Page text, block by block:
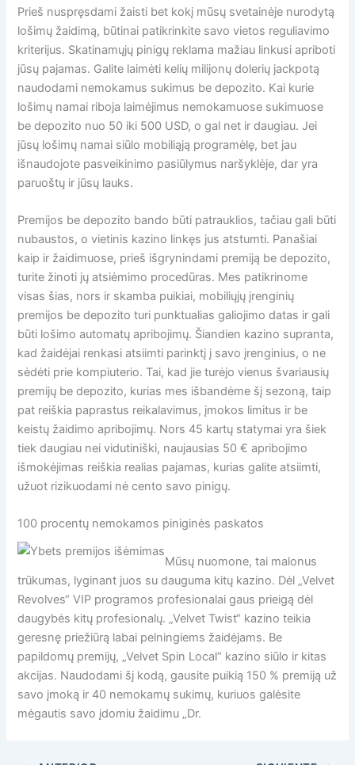
Prieš nuspręsdami žaisti bet kokį mūsų svetainėje nurodytą
lošimų žaidimą, būtinai patikrinkite savo vietos reguliavimo
kriterijus. Skatinamųjų pinigų reklama mažiau linkusi apriboti
jūsų pajamas. Galite laimėti kelių milijonų dolerių jackpotą
naudodami nemokamus sukimus be depozito. Kai kurie
lošimų namai riboja laimėjimus nemokamuose sukimuose
be depozito nuo 50 iki 500 USD, o gal net ir daugiau. Jei
jūsų lošimų namai siūlo mobiliąją programėlę, bet jau
išnaudojote pasveikinimo pasiūlymus naršyklėje, dar yra
paruoštų ir jūsų lauks.
Premijos be depozito bando būti patrauklios, tačiau gali būti
nubaustos, o vietinis kazino linkęs jus atstumti. Panašiai
kaip ir žaidimuose, prieš išgrynindami premiją be depozito,
turite žinoti jų atsiėmimo procedūras. Mes patikrinome
visas šias, nors ir skamba puikiai, mobiliųjų įrenginių
premijos be depozito turi punktualias galiojimo datas ir gali
būti lošimo automatų apribojimų. Šiandien kazino supranta,
kad žaidėjai renkasi atsiimti parinktį į savo įrenginius, o ne
sėdėti prie kompiuterio. Tai, kad jie turėjo vienus švariausių
premijų be depozito, kurias mes išbandėme šį sezoną, taip
pat reiškia paprastus reikalavimus, įmokos limitus ir be
keistų žaidimo apribojimų. Nors 45 kartų statymai yra šiek
tiek daugiau nei vidutiniški, naujausias 50 € apribojimo
išmokėjimas reiškia realias pajamas, kurias galite atsiimti,
užuot rizikuodami nė cento savo pinigų.
100 procentų nemokamos piniginės paskatos
Mūsų nuomone, tai malonus
trūkumas, lyginant juos su dauguma kitų kazino. Dėl „Velvet
Revolves“ VIP programos profesionalai gaus prieigą dėl
daugybės kitų profesionalų. „Velvet Twist“ kazino teikia
geresnę priežiūrą labai pelningiems žaidėjams. Be
papildomų premijų, „Velvet Spin Local“ kazino siūlo ir kitas
akcijas. Naudodami šį kodą, gausite puikią 150 % premiją už
savo įmoką ir 40 nemokamų sukimų, kuriuos galėsite
mėgautis savo įdomiu žaidimu „Dr.